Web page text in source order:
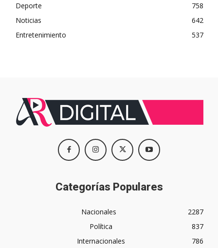
Deporte
758
Noticias
642
Entretenimiento
537
Categorías Populares
Nacionales
2287
Política
837
Internacionales
786